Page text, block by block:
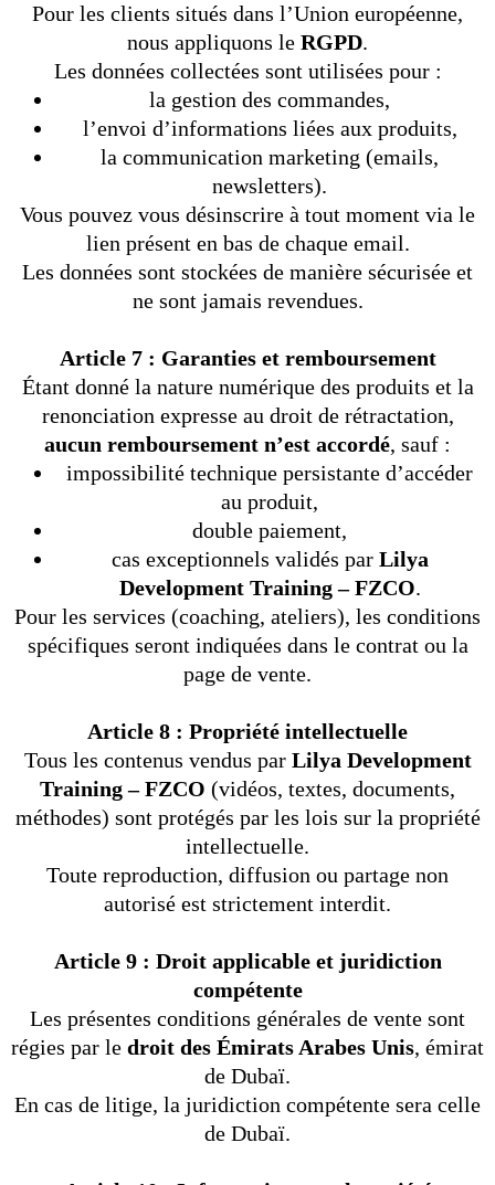
Pour les clients situés dans l’Union européenne,
nous appliquons le RGPD.
Les données collectées sont utilisées pour :
la gestion des commandes,
l’envoi d’informations liées aux produits,
la communication marketing (emails,
newsletters).
Vous pouvez vous désinscrire à tout moment via le
lien présent en bas de chaque email.
Les données sont stockées de manière sécurisée et
ne sont jamais revendues.
Article 7 : Garanties et remboursement
Étant donné la nature numérique des produits et la
renonciation expresse au droit de rétractation,
aucun remboursement n’est accordé, sauf :
impossibilité technique persistante d’accéder
au produit,
double paiement,
cas exceptionnels validés par Lilya
Development Training – FZCO.
Pour les services (coaching, ateliers), les conditions
spécifiques seront indiquées dans le contrat ou la
page de vente.
Article 8 : Propriété intellectuelle
Tous les contenus vendus par Lilya Development
Training – FZCO (vidéos, textes, documents,
méthodes) sont protégés par les lois sur la propriété
intellectuelle.
Toute reproduction, diffusion ou partage non
autorisé est strictement interdit.
Article 9 : Droit applicable et juridiction
compétente
Les présentes conditions générales de vente sont
régies par le droit des Émirats Arabes Unis, émirat
de Dubaï.
En cas de litige, la juridiction compétente sera celle
de Dubaï.